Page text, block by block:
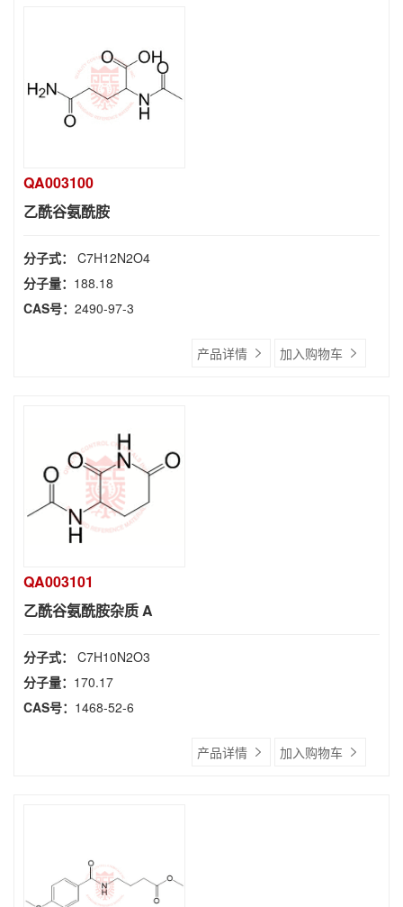
QA003100
乙酰谷氨酰胺
分子式： C7H12N2O4
分子量： 188.18
CAS号： 2490-97-3
产品详情 加入购物车
QA003101
乙酰谷氨酰胺杂质 A
分子式： C7H10N2O3
分子量： 170.17
CAS号： 1468-52-6
产品详情 加入购物车